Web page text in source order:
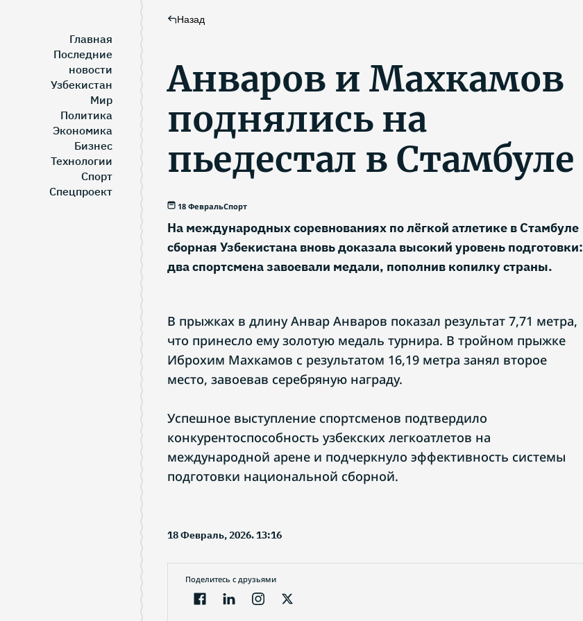
Главная
Последние
новости
Узбекистан
Мир
Политика
Экономика
Бизнес
Технологии
Спорт
Спецпроект
Назад
Анваров и Махкамов
поднялись на
пьедестал в Стамбуле
18 ФевральСпорт
На международных соревнованиях по лёгкой атлетике в Стамбуле
сборная Узбекистана вновь доказала высокий уровень подготовки:
два спортсмена завоевали медали, пополнив копилку страны.
В прыжках в длину Анвар Анваров показал результат 7,71 метра,
что принесло ему золотую медаль турнира. В тройном прыжке
Иброхим Махкамов с результатом 16,19 метра занял второе
место, завоевав серебряную награду.
Успешное выступление спортсменов подтвердило
конкурентоспособность узбекских легкоатлетов на
международной арене и подчеркнуло эффективность системы
подготовки национальной сборной.
18 Февраль, 2026. 13:16
Поделитесь с друзьями